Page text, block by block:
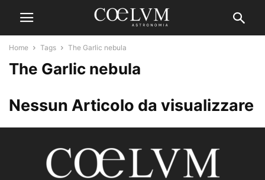
Home Tags The Garlic nebula
The Garlic nebula
Nessun Articolo da visualizzare